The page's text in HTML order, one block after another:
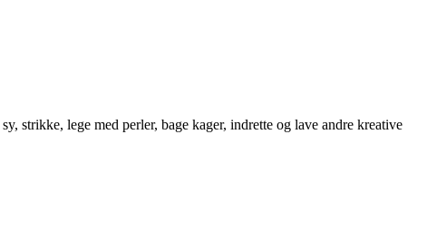
strikke, lege med perler, bage kager, indrette og lave andre kreative